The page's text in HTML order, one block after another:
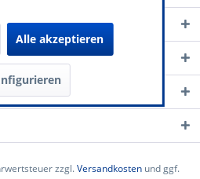
zzgl.Versandkosten und ggf.
Alle akzeptieren